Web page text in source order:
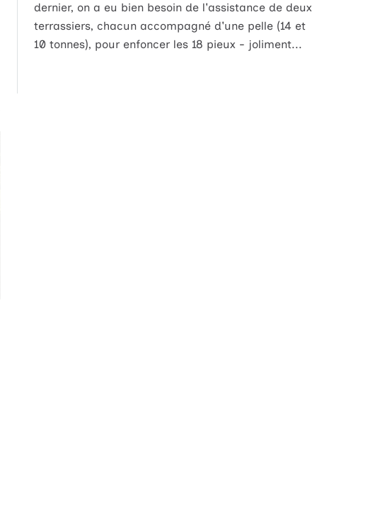
dernier, on a eu bien besoin de l'assistance de deux
terrassiers, chacun accompagné d'une pelle (14 et
10 tonnes), pour enfoncer les 18 pieux - joliment...